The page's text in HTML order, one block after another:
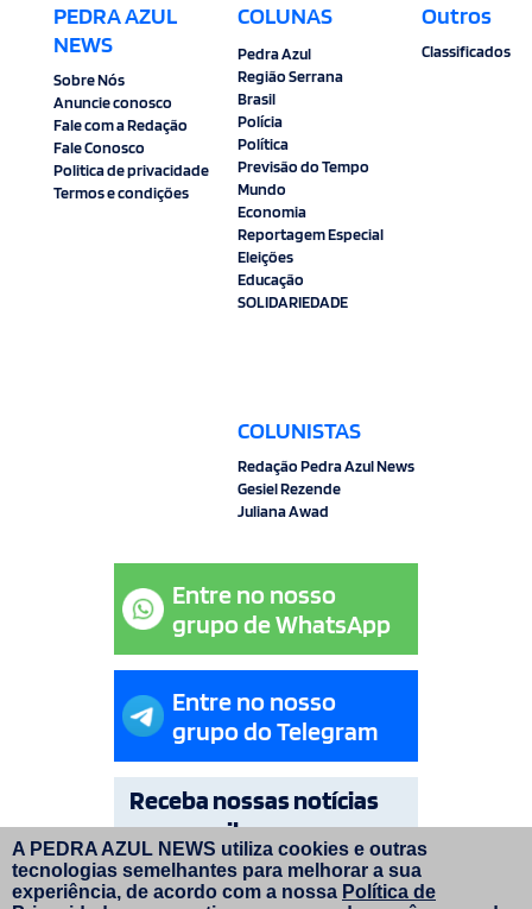
PEDRA AZUL
NEWS
Sobre Nós
Anuncie conosco
Fale com a Redação
Fale Conosco
Politica de privacidade
Termos e condições
COLUNAS
Pedra Azul
Região Serrana
Brasil
Polícia
Política
Previsão do Tempo
Mundo
Economia
Reportagem Especial
Eleições
Educação
SOLIDARIEDADE
COLUNISTAS
Redação Pedra Azul News
Gesiel Rezende
Juliana Awad
Outros
Classificados
Entre no nosso
grupo de WhatsApp
Entre no nosso
grupo do Telegram
Receba nossas notícias
por e-mail
OK
A PEDRA AZUL NEWS utiliza cookies e outras
tecnologias semelhantes para melhorar a sua
experiência, de acordo com a nossa Política de